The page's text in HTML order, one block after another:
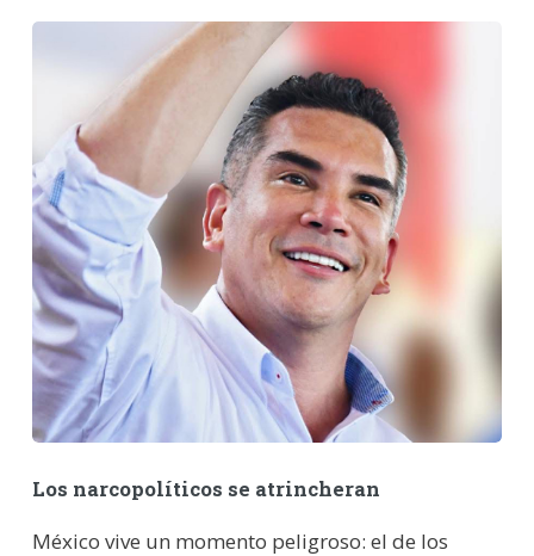
Los narcopolíticos se atrincheran
México vive un momento peligroso: el de los